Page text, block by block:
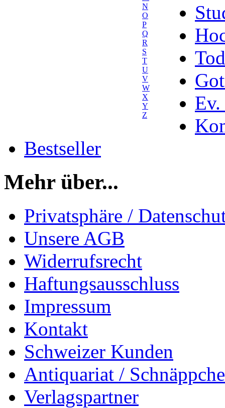
N
O
P
Q
R
S
T
U
V
W
X
Y
Z
Ev.
Bestseller
Mehr über...
Privatsphäre /
Unsere AGB
Widerrufsrecht
Haftungsausschluss
Impressum
Kontakt
Schweizer Kunden
Antiquariat /
Verlagspartner